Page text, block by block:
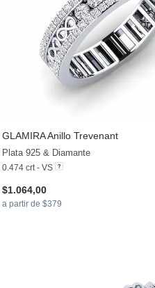
GLAMIRAAnillo Trevenant
Plata 925 & Diamante
0.474 crt - VS
$1.064,00
a partir de $379